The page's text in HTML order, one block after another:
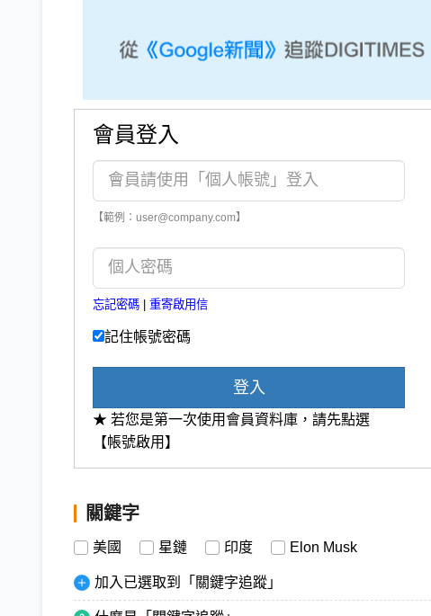
會員登入
【範例：user@company.com】
忘記密碼 重寄啟用信
記住帳號密碼
登入
★ 若您是第一次使用會員資料庫，請先點選
【帳號啟用】
關鍵字
美國 星鏈 印度 Elon Musk
加入已選取到「關鍵字追蹤」